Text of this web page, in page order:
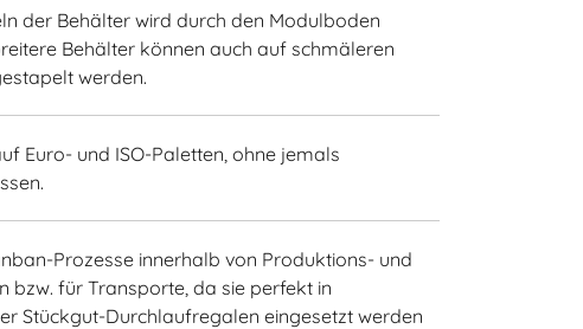
der Behälter wird durch den Modulboden
Behälter können auch auf schmäleren
werden.
Euro- und ISO-Paletten, ohne jemals
Prozesse innerhalb von Produktions- und
bzw. für Transporte, da sie perfekt in
Stückgut-Durchlaufregalen eingesetzt werden